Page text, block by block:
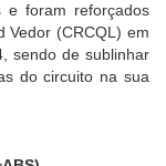
e foram reforçados
Vedor (CRCQL) em
sendo de sublinhar
do circuito na sua